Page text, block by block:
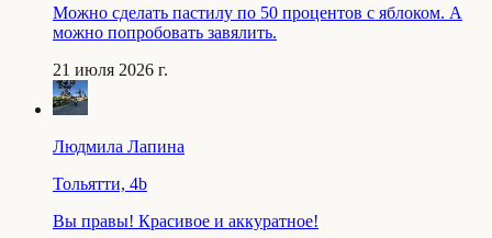
Можно сделать пастилу по 50 процентов с яблоком. А
можно попробовать завялить.
21 июля 2026 г.
Людмила Лапина
Тольятти, 4b
Вы правы! Красивое и аккуратное!